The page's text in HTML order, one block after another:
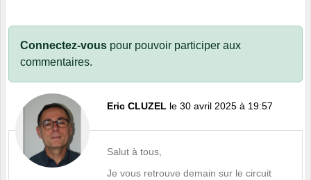
Connectez-vous pour pouvoir participer aux
commentaires.
Eric CLUZEL le 30 avril 2025 à 19:57
Salut à tous,
Je vous retrouve demain sur le circuit